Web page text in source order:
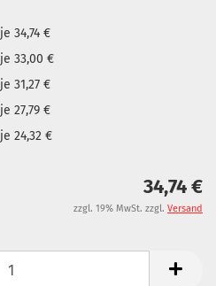
je 34,74 €
je 33,00 €
je 31,27 €
je 27,79 €
je 24,32 €
34,74 €
zzgl. 19% MwSt. zzgl. Versand